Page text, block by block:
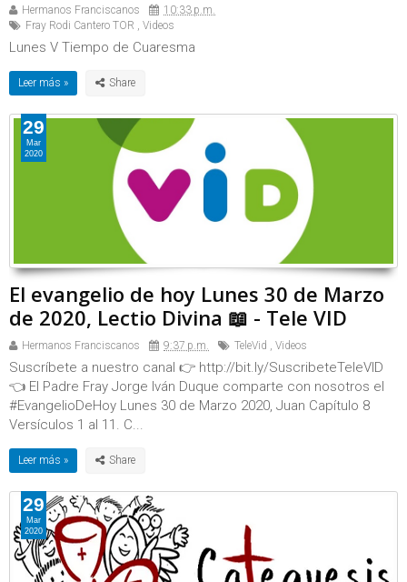
Hermanos Franciscanos
10:33 p.m.
Fray Rodi Cantero TOR , Videos
Lunes V Tiempo de Cuaresma
Leer más »
El evangelio de hoy Lunes 30 de Marzo
de 2020, Lectio Divina 📖 - Tele VID
Hermanos Franciscanos 9:37 p.m. TeleVid , Videos
Suscríbete a nuestro canal 👉 http://bit.ly/SuscribeteTeleVID
👈 El Padre Fray Jorge Iván Duque comparte con nosotros el
#EvangelioDeHoy Lunes 30 de Marzo 2020, Juan Capítulo 8
Versículos 1 al 11. C...
Leer más »
29
Mar
2020
29
Mar
2020